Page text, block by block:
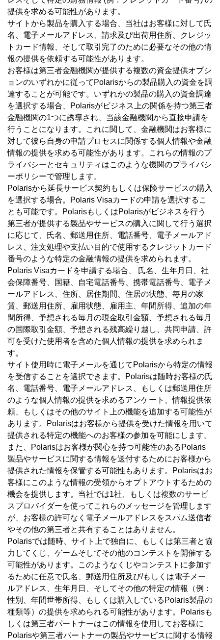
提供を求める可能性があります。
サイトから製品を購入する場合、当社はお客様に対して氏
名、電子メールアドレス、請求及び出荷用住所、クレジッ
トカード情報、そして取引完了のために必要なその他の情
報の提供を依頼する可能性があります。
お客様は第三者金融機関が提供する複数の資金提供オプシ
ョンのいずれかに従ってPolarisからの製品購入の資金を調
達することが可能です。いずれかの製品の購入の資金調達
を選択する場合、Polarisがビジネス上の関係を持つ第三者
金融機関の1つに誘導され、当該金融機関から直接申請を
行うことになります。これに関して、金融機関はお客様に
対して彼ら自身の申請プロセスに関係する個人情報や金融
情報の提供を求める可能性があります。これらの情報のプ
ライバシーとセキュリティはこのような機関のプライバシ
ーポリシーで管理します。
Polarisから延長サービス契約もしくは保険サービスの購入
を選択する場合。Polaris Visaカードの申請を選択するこ
とも可能です。PolarisもしくはPolarisがビジネスを行う
第三者が提供する製品やサービスの購入に関して行う選択
に応じて、氏名、郵送用住所、電話番号、電子メールアド
レス、注文処理や支払い目的で使用するクレジットカード
番号のような特定の金融情報の提供を求められます。
Polaris Visaカードを申請する場合、 氏名、生年月日、社
会保障番号、国籍、自宅電話番号、携帯電話番号、電子メ
ールアドレス、住所、居住期間、住居の状態、毎月の家
賃、郵送用住所、雇用状態、雇用主、年間所得、追加の年
間所得、予想される毎月の現金取引金額、予想される毎月
の国際取引金額、予想される残高繰り越し、共同申請、許
可を受けた使用者を含めた個人情報の提供を求められま
す。
サイト使用時に電子メールを通じてPolarisから特定の情報
を受信することを選択できます。Polarisは随時お客様の氏
名、電話番号、電子メールアドレス、もしくは郵送用住所
のような個人情報の提供を求めるアンケート、情報提供依
頼、もしくはその他のサイト上の機能を追加する可能性が
あります。Polarisはお客様から提供を受けた情報を用いて
提供される特定の機能へのお客様の参加を可能にします。
また、Polarisはお客様が関心を持つ可能性のあるPolaris
製品やサービスに関する情報を送付するためにお客様から
提供された情報を保管する可能性もあります。Polarisはお
客様にこのような情報の受領からオプトアウトするための
機会を提供します。当社では1社、もしくは複数のサービ
スプロバイダーを使ってこれらのメッセージを管理します
が、お客様の許可なく電子メールアドレスをスパム送信者
やその他の第三者と共有することはありません。
Polarisでは随時、サイト上で独自に、もしくは第三者と協
力してくじ、ゲームそしてその他のコンテストを開催する
可能性があります。このようなくじやコンテストに参加す
るために任意で氏名、郵送用住所及び/もしくは電子メー
ルアドレス、生年月日、そしてその他の特定の情報（例：
性別、年間世帯所得、もしくは購入しているPolaris製品の
種類等）の提供を求められる可能性があります。Polarisも
しくは第三者パートナーはこの情報を使用してお客様に
Polarisや第三者パートナーの製品やサービスに関する情報